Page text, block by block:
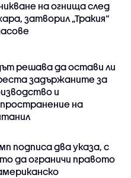
на огнища след
затворил „Тракия“
решава да остави ли
задържаните за
и
на
подписа два указа, с
да ограничи правото